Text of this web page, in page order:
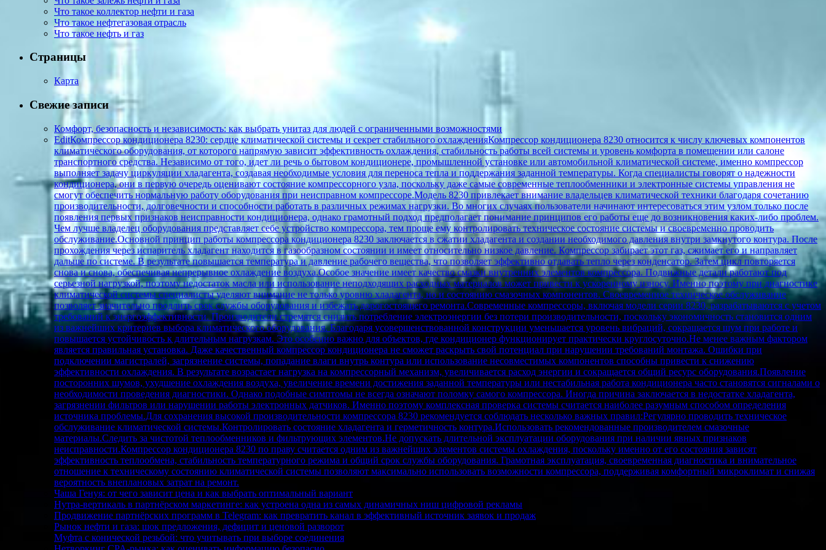
Что такое коллектор нефти и газа
Что такое нефтегазовая отрасль
Что такое нефть и газ
Страницы
Карта
Свежие записи
Комфорт, безопасность и независимость: как выбрать унитаз для людей с ограниченными возможностями
EditКомпрессор кондиционера 8230: сердце климатической системы и секрет стабильного охлажденияКомпрессор кондиционера 8230 относится к числу ключевых компонентов
климатического оборудования, от которого напрямую зависит эффективность охлаждения, стабильность работы всей системы и уровень комфорта в помещении или салоне
транспортного средства. Независимо от того, идет ли речь о бытовом кондиционере, промышленной установке или автомобильной климатической системе, именно компрессор
выполняет задачу циркуляции хладагента, создавая необходимые условия для переноса тепла и поддержания заданной температуры. Когда специалисты говорят о надежности
кондиционера, они в первую очередь оценивают состояние компрессорного узла, поскольку даже самые современные теплообменники и электронные системы управления не
смогут обеспечить нормальную работу оборудования при неисправном компрессоре.Модель 8230 привлекает внимание владельцев климатической техники благодаря сочетанию
производительности, долговечности и способности работать в различных режимах нагрузки. Во многих случаях пользователи начинают интересоваться этим узлом только после
появления первых признаков неисправности кондиционера, однако грамотный подход предполагает понимание принципов его работы еще до возникновения каких-либо проблем.
Чем лучше владелец оборудования представляет себе устройство компрессора, тем проще ему контролировать техническое состояние системы и своевременно проводить
обслуживание.Основной принцип работы компрессора кондиционера 8230 заключается в сжатии хладагента и создании необходимого давления внутри замкнутого контура. После
прохождения через испаритель хладагент находится в газообразном состоянии и имеет относительно низкое давление. Компрессор забирает этот газ, сжимает его и направляет
дальше по системе. В результате повышается температура и давление рабочего вещества, что позволяет эффективно отдавать тепло через конденсатор. Затем цикл повторяется
снова и снова, обеспечивая непрерывное охлаждение воздуха.Особое значение имеет качество смазки внутренних элементов компрессора. Подвижные детали работают под
серьезной нагрузкой, поэтому недостаток масла или использование неподходящих расходных материалов может привести к ускоренному износу. Именно поэтому при диагностике
климатической системы специалисты уделяют внимание не только уровню хладагента, но и состоянию смазочных компонентов. Своевременное техническое обслуживание
позволяет значительно продлить срок службы оборудования и избежать дорогостоящего ремонта.Современные компрессоры, включая модели серии 8230, разрабатываются с учетом
требований к энергоэффективности. Производители стремятся снизить потребление электроэнергии без потери производительности, поскольку экономичность становится одним
из важнейших критериев выбора климатического оборудования. Благодаря усовершенствованной конструкции уменьшается уровень вибраций, сокращается шум при работе и
повышается устойчивость к длительным нагрузкам. Это особенно важно для объектов, где кондиционер функционирует практически круглосуточно.Не менее важным фактором
является правильная установка. Даже качественный компрессор кондиционера не сможет раскрыть свой потенциал при нарушении требований монтажа. Ошибки при
подключении магистралей, загрязнение системы, попадание влаги внутрь контура или использование несовместимых компонентов способны привести к снижению
эффективности охлаждения. В результате возрастает нагрузка на компрессорный механизм, увеличивается расход энергии и сокращается общий ресурс оборудования.Появление
посторонних шумов, ухудшение охлаждения воздуха, увеличение времени достижения заданной температуры или нестабильная работа кондиционера часто становятся сигналами о
необходимости проведения диагностики. Однако подобные симптомы не всегда означают поломку самого компрессора. Иногда причина заключается в недостатке хладагента,
загрязнении фильтров или нарушении работы электронных датчиков. Именно поэтому комплексная проверка системы считается наиболее разумным способом определения
источника проблемы.Для сохранения высокой производительности компрессора 8230 рекомендуется соблюдать несколько важных правил:Регулярно проводить техническое
обслуживание климатической системы.Контролировать состояние хладагента и герметичность контура.Использовать рекомендованные производителем смазочные
материалы.Следить за чистотой теплообменников и фильтрующих элементов.Не допускать длительной эксплуатации оборудования при наличии явных признаков
неисправности.Компрессор кондиционера 8230 по праву считается одним из важнейших элементов системы охлаждения, поскольку именно от его состояния зависят
эффективность теплообмена, стабильность температурного режима и общий срок службы оборудования. Грамотная эксплуатация, своевременная диагностика и внимательное
отношение к техническому состоянию климатической системы позволяют максимально использовать возможности компрессора, поддерживая комфортный микроклимат и снижая
вероятность внеплановых затрат на ремонт.
Чаша Генуя: от чего зависит цена и как выбрать оптимальный вариант
Нутра-вертикаль в партнёрском маркетинге: как устроена одна из самых динамичных ниш цифровой рекламы
Продвижение партнёрских программ в Telegram: как превратить канал в эффективный источник заявок и продаж
Рынок нефти и газа: шок предложения, дефицит и ценовой разворот
Муфта с конической резьбой: что учитывать при выборе соединения